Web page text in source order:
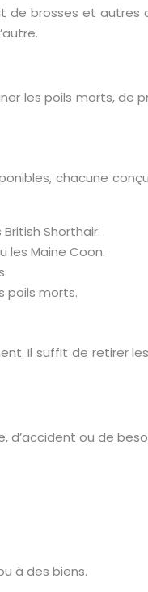
brosses et autres
les poils morts, de
chacune
Shorthair.
les Maine Coon.
poils morts.
Il suffit de retirer
ou de
à des biens.